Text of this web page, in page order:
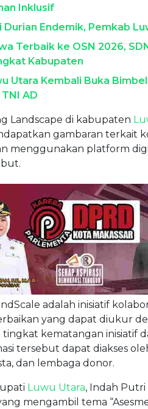
Inklusif
Durian Endemik, Pemkab
Terbaik ke OSN 2026,
Kabupaten
Utara Kembali Buka
AD
Landscape di kabupaten
gambaran terkait
menggunakan platform
adalah inisiatif
yang dapat diukur
kematangan inisiatif
tersebut dapat diakses
dan lembaga donor.
Luwu Utara, Indah Putri
mengambil tema